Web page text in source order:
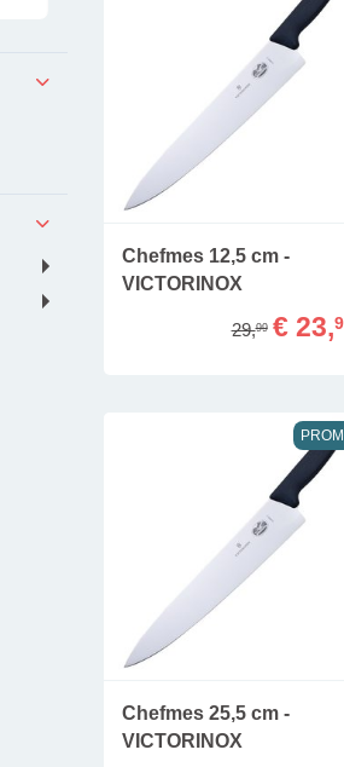
Chefmes 12,5 cm -
VICTORINOX
29,99 € 23,
Chefmes 25,5 cm -
VICTORINOX